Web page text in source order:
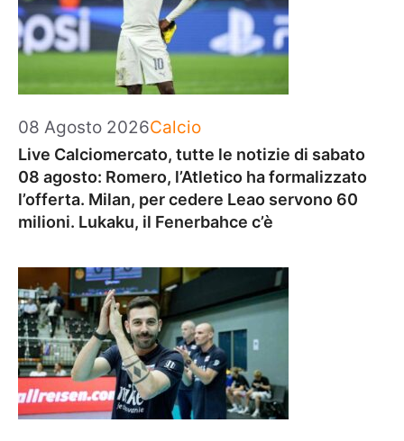
08 Agosto 2026Categorie
Calcio
Live Calciomercato, tutte le notizie di sabato
08 agosto: Romero, l’Atletico ha formalizzato
l’offerta. Milan, per cedere Leao servono 60
milioni. Lukaku, il Fenerbahce c’è